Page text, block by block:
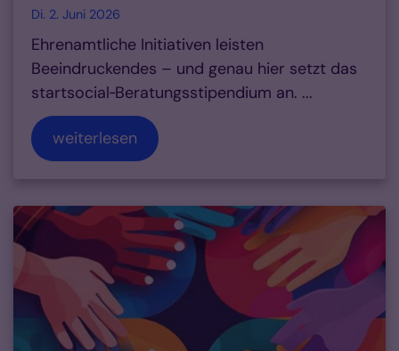
Di. 2. Juni 2026
Ehrenamtliche Initiativen leisten
Beeindruckendes – und genau hier setzt das
startsocial‑Beratungsstipendium an. ...
weiterlesen